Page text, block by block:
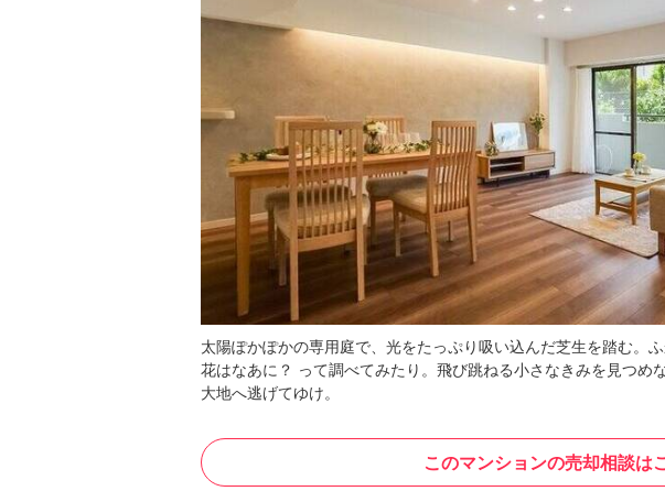
太陽ぽかぽかの専用庭で、光をたっぷり吸い込んだ芝生を踏む。
花はなあに？ って調べてみたり。飛び跳ねる小さなきみを見つめ
大地へ逃げてゆけ。
このマンションの売却相談は